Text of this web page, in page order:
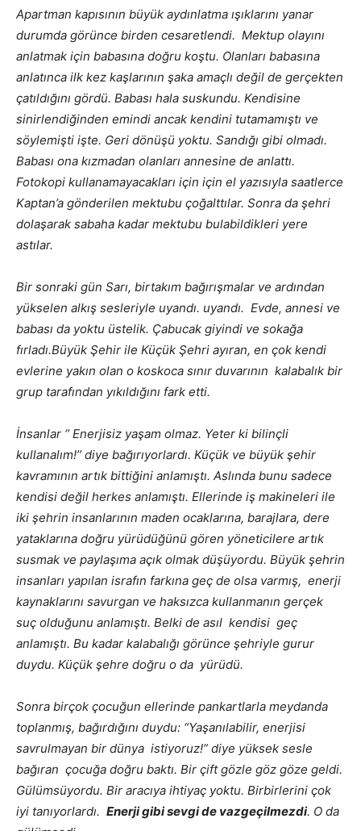
Apartman kapısının büyük aydınlatma ışıklarını yanar
durumda görünce birden cesaretlendi. Mektup olayını
anlatmak için babasına doğru koştu. Olanları babasına
anlatınca ilk kez kaşlarının şaka amaçlı değil de gerçekten
çatıldığını gördü. Babası hala suskundu. Kendisine
sinirlendiğinden emindi ancak kendini tutamamıştı ve
söylemişti işte. Geri dönüşü yoktu. Sandığı gibi olmadı.
Babası ona kızmadan olanları annesine de anlattı.
Fotokopi kullanamayacakları için için el yazısıyla saatlerce
Kaptan’a gönderilen mektubu çoğalttılar. Sonra da şehri
dolaşarak sabaha kadar mektubu bulabildikleri yere
astılar.
Bir sonraki gün Sarı, birtakım bağırışmalar ve ardından
yükselen alkış sesleriyle uyandı. uyandı. Evde, annesi ve
babası da yoktu üstelik. Çabucak giyindi ve sokağa
fırladı.Büyük Şehir ile Küçük Şehri ayıran, en çok kendi
evlerine yakın olan o koskoca sınır duvarının kalabalık bir
grup tarafından yıkıldığını fark etti.
İnsanlar ‘’ Enerjisiz yaşam olmaz. Yeter ki bilinçli
kullanalım!’’ diye bağırıyorlardı. Küçük ve büyük şehir
kavramının artık bittiğini anlamıştı. Aslında bunu sadece
kendisi değil herkes anlamıştı. Ellerinde iş makineleri ile
iki şehrin insanlarının maden ocaklarına, barajlara, dere
yataklarına doğru yürüdüğünü gören yöneticilere artık
susmak ve paylaşıma açık olmak düşüyordu. Büyük şehrin
insanları yapılan israfın farkına geç de olsa varmış, enerji
kaynaklarını savurgan ve haksızca kullanmanın gerçek
suç olduğunu anlamıştı. Belki de asıl kendisi geç
anlamıştı. Bu kadar kalabalığı görünce şehriyle gurur
duydu. Küçük şehre doğru o da yürüdü.
Sonra birçok çocuğun ellerinde pankartlarla meydanda
toplanmış, bağırdığını duydu: “Yaşanılabilir, enerjisi
savrulmayan bir dünya istiyoruz!” diye yüksek sesle
bağıran çocuğa doğru baktı. Bir çift gözle göz göze geldi.
Gülümsüyordu. Bir aracıya ihtiyaç yoktu. Birbirlerini çok
iyi tanıyorlardı. Enerji gibi sevgi de vazgeçilmezdi. O da